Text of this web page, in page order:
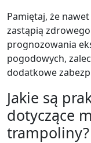
Pamiętaj, że
zastąpią
prognozowania
pogodowych,
dodatkowe
Jakie są
dotyczące
trampoliny?